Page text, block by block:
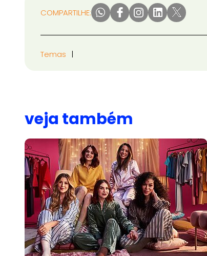
COMPARTILHE:
Temas
veja também